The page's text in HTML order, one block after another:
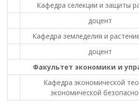
Кафедра селекции и защиты
доцент
Кафедра земледелия и
доцент
Факультет экономики и
Кафедра экономической
экономической